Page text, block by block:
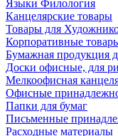
Языки Филология
Канцелярские товары
Товары для
Корпоративные
Бумажная продукция
Доски офисные, для
Мелкоофисная
Офисные
Папки для бумаг
Письменные
Расходные материалы